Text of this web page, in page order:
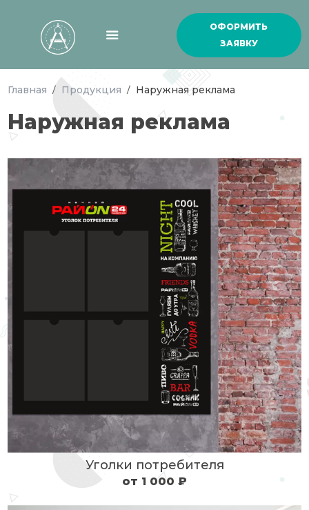
ОФОРМИТЬ
ЗАЯВКУ
Главная / Продукция / Наружная реклама
Наружная реклама
Уголки потребителя
от 1 000 ₽